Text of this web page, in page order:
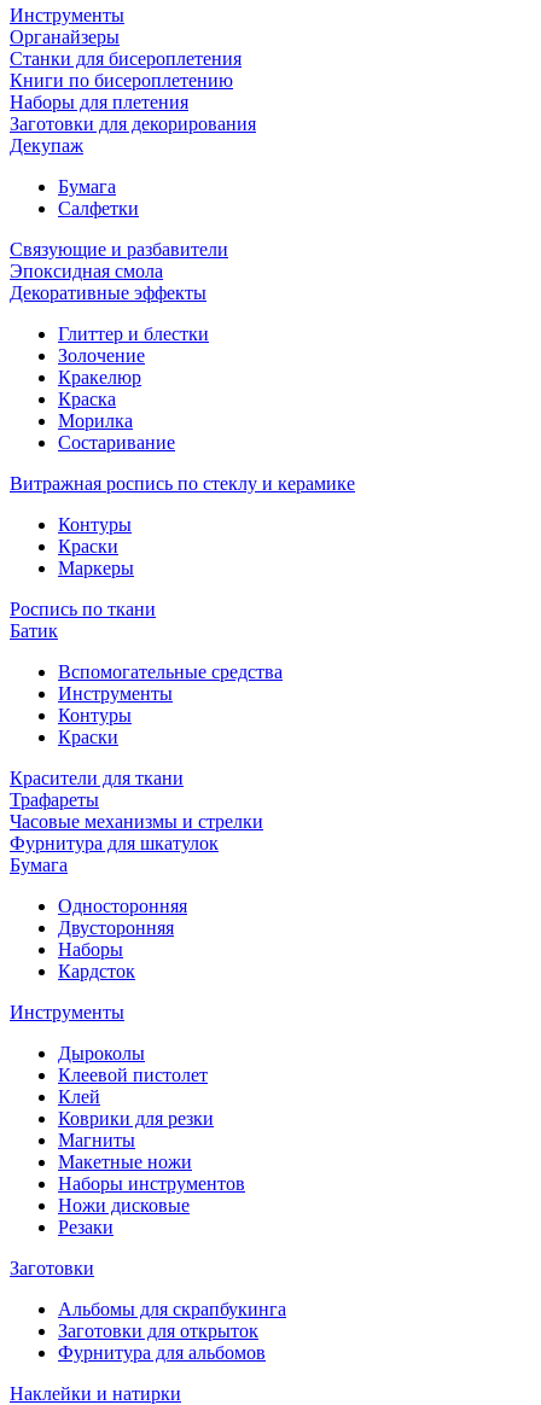
Инструменты
Органайзеры
Станки для бисероплетения
Книги по бисероплетению
Наборы для плетения
Заготовки для декорирования
Декупаж
Бумага
Салфетки
Связующие и разбавители
Эпоксидная смола
Декоративные эффекты
Глиттер и блестки
Золочение
Кракелюр
Краска
Морилка
Состаривание
Витражная роспись по стеклу и керамике
Контуры
Краски
Маркеры
Роспись по ткани
Батик
Вспомогательные средства
Инструменты
Контуры
Краски
Красители для ткани
Трафареты
Часовые механизмы и стрелки
Фурнитура для шкатулок
Бумага
Односторонняя
Двусторонняя
Наборы
Кардсток
Инструменты
Дыроколы
Клеевой пистолет
Клей
Коврики для резки
Магниты
Макетные ножи
Наборы инструментов
Ножи дисковые
Резаки
Заготовки
Альбомы для скрапбукинга
Заготовки для открыток
Фурнитура для альбомов
Наклейки и натирки